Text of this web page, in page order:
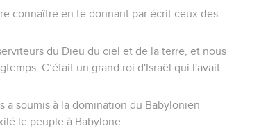
connaître en te donnant par écrit ceux des
du Dieu du ciel et de la terre, et nous
C’était un grand roi d'Israël qui l'avait
a soumis à la domination du Babylonien
le peuple à Babylone.